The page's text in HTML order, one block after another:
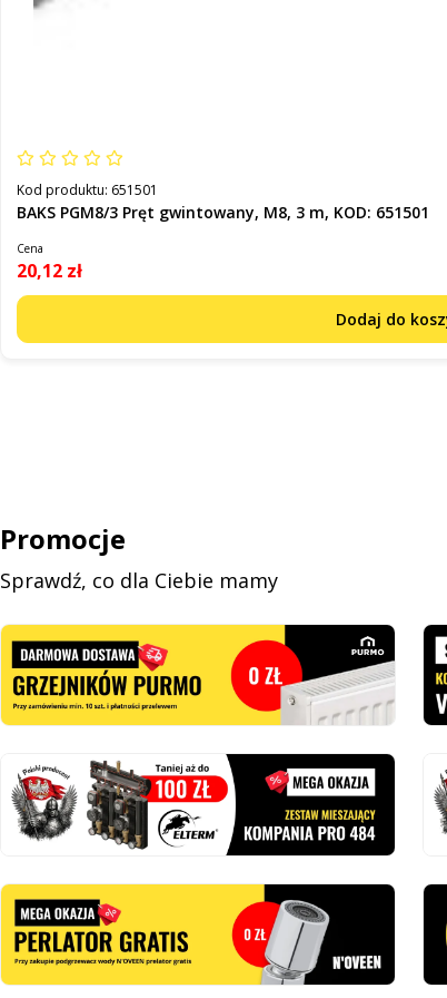
Kod produktu: 651501
BAKS PGM8/3 Pręt gwintowany, M8, 3 m, KOD: 651501
Cena
20,12 zł
Dodaj do
Promocje
Sprawdź, co dla Ciebie mamy